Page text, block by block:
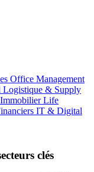
Office Management
Logistique & Supply
Life
IT & Digital
clés